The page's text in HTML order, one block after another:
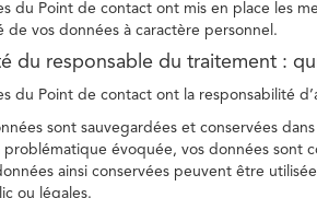
du Point de contact ont mis en place les
de vos données à caractère personnel.
du responsable du traitement :
du Point de contact ont la responsabilité
sont sauvegardées et conservées
évoquée, vos données sont
ainsi conservées peuvent être
ou légales.